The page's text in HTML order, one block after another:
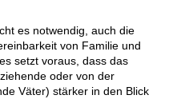
es notwendig, auch die
von Familie und
setzt voraus, dass das
oder von der
Väter) stärker in den Blick